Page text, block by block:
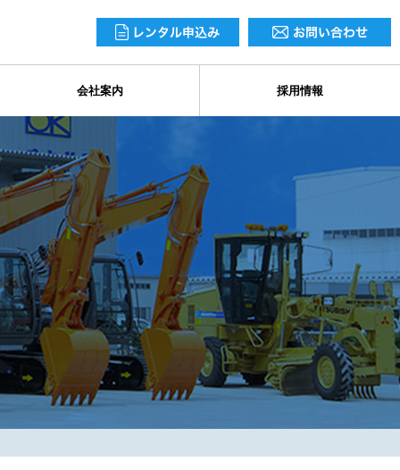
会社案内 採用情報